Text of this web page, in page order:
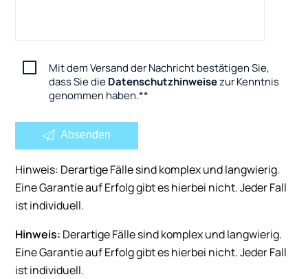
Mit dem Versand der Nachricht bestätigen Sie,
dass Sie die Datenschutzhinweisezur Kenntnis
genommen haben.*
Absenden
Hinweis: Derartige Fälle sind komplex und langwierig.
Eine Garantie auf Erfolg gibt es hierbei nicht. Jeder Fall
ist individuell.
Hinweis: Derartige Fälle sind komplex und langwierig.
Eine Garantie auf Erfolg gibt es hierbei nicht. Jeder Fall
ist individuell.